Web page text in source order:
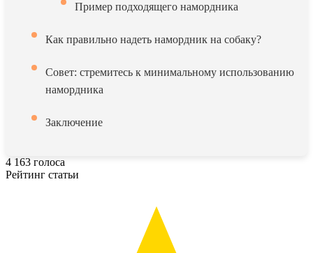
Пример подходящего намордника
Как правильно надеть намордник на собаку?
Совет: стремитесь к минимальному использованию
намордника
Заключение
4 163 голоса
Рейтинг статьи